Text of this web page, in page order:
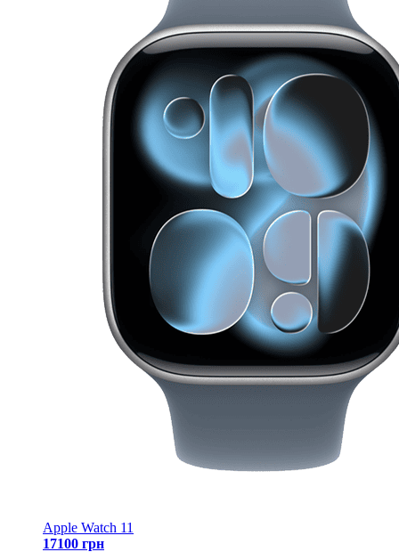
Apple Watch 11
17100 грн